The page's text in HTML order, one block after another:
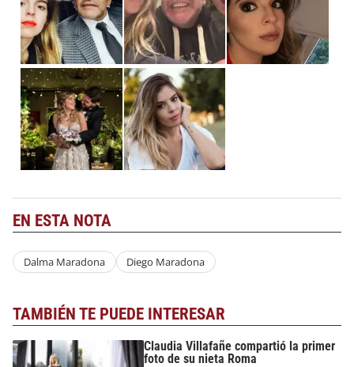
EN ESTA NOTA
Dalma Maradona Diego Maradona
TAMBIÉN TE PUEDE INTERESAR
Claudia Villafañe compartió la primer
foto de su nieta Roma